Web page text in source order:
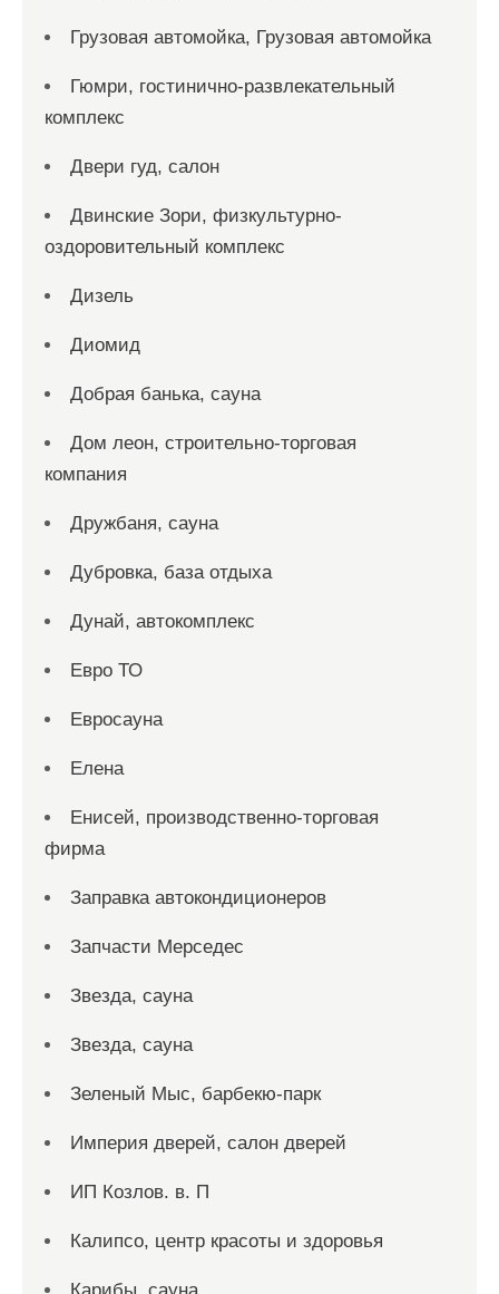
Грузовая автомойка, Грузовая автомойка
Гюмри, гостинично-развлекательный
комплекс
Двери гуд, салон
Двинские Зори, физкультурно-
оздоровительный комплекс
Дизель
Диомид
Добрая банька, сауна
Дом леон, строительно-торговая
компания
Дружбаня, сауна
Дубровка, база отдыха
Дунай, автокомплекс
Евро ТО
Евросауна
Елена
Енисей, производственно-торговая
фирма
Заправка автокондиционеров
Запчасти Мерседес
Звезда, сауна
Звезда, сауна
Зеленый Мыс, барбекю-парк
Империя дверей, салон дверей
ИП Козлов. в. П
Калипсо, центр красоты и здоровья